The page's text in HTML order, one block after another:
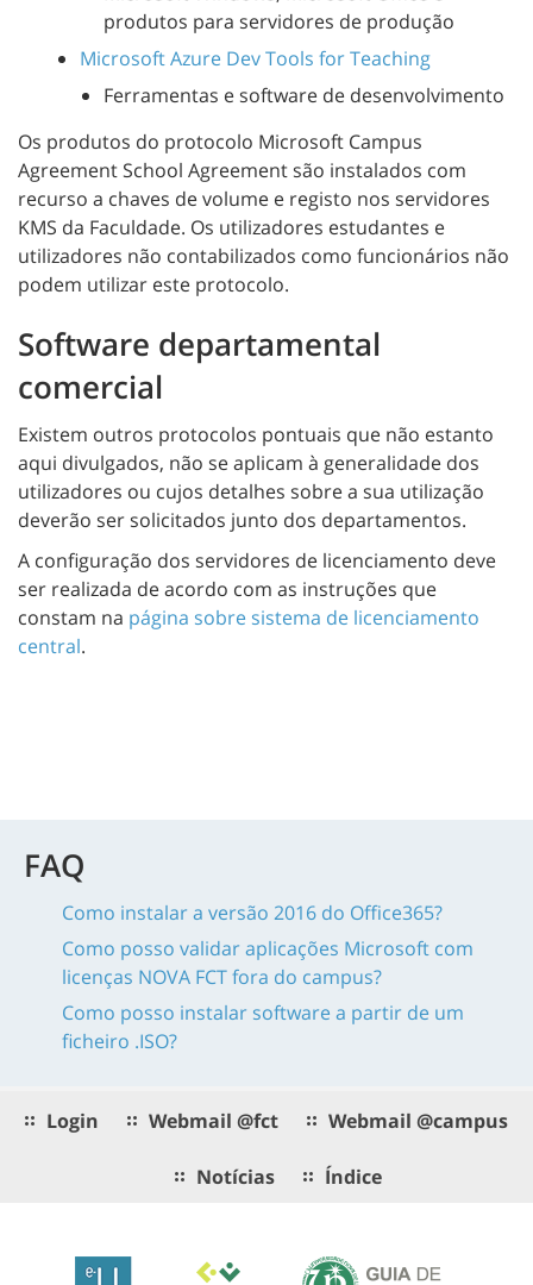
produtos para servidores de produção
Microsoft Azure Dev Tools for Teaching
Ferramentas e software de desenvolvimento
Os produtos do protocolo Microsoft Campus
Agreement School Agreement são instalados com
recurso a chaves de volume e registo nos servidores
KMS da Faculdade. Os utilizadores estudantes e
utilizadores não contabilizados como funcionários não
podem utilizar este protocolo.
Software departamental
comercial
Existem outros protocolos pontuais que não estanto
aqui divulgados, não se aplicam à generalidade dos
utilizadores ou cujos detalhes sobre a sua utilização
deverão ser solicitados junto dos departamentos.
A configuração dos servidores de licenciamento deve
ser realizada de acordo com as instruções que
constam na página sobre sistema de licenciamento
central.
FAQ
Como instalar a versão 2016 do Office365?
Como posso validar aplicações Microsoft com
licenças NOVA FCT fora do campus?
Como posso instalar software a partir de um
ficheiro .ISO?
Login Webmail @fct Webmail @campus
Notícias Índice